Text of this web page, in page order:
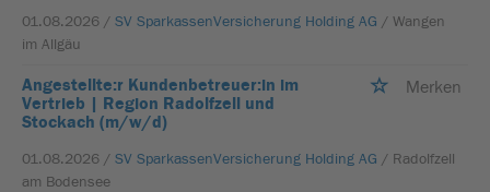
01.08.2026 / SV SparkassenVersicherung Holding AG / Wangen
im Allgäu
Angestellte:r Kundenbetreuer:in im
Vertrieb | Region Radolfzell und
Stockach (m/w/d)
Merken
01.08.2026 / SV SparkassenVersicherung Holding AG / Radolfzell
am Bodensee